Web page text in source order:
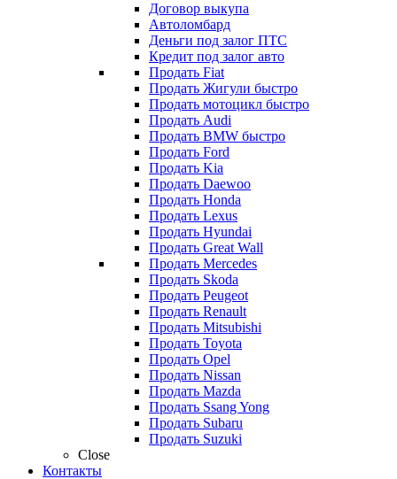
Договор выкупа
Автоломбард
Деньги под залог ПТС
Кредит под залог авто
Продать Fiat
Продать Жигули быстро
Продать мотоцикл быстро
Продать Audi
Продать BMW быстро
Продать Ford
Продать Kia
Продать Daewoo
Продать Honda
Продать Lexus
Продать Hyundai
Продать Great Wall
Продать Mercedes
Продать Skoda
Продать Peugeot
Продать Renault
Продать Mitsubishi
Продать Toyota
Продать Opel
Продать Nissan
Продать Mazda
Продать Ssang Yong
Продать Subaru
Продать Suzuki
Close
Контакты